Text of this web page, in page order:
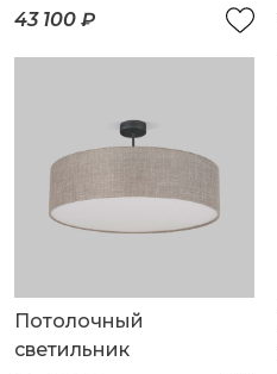
абажуром
43 100 ₽
Потолочный
светильник